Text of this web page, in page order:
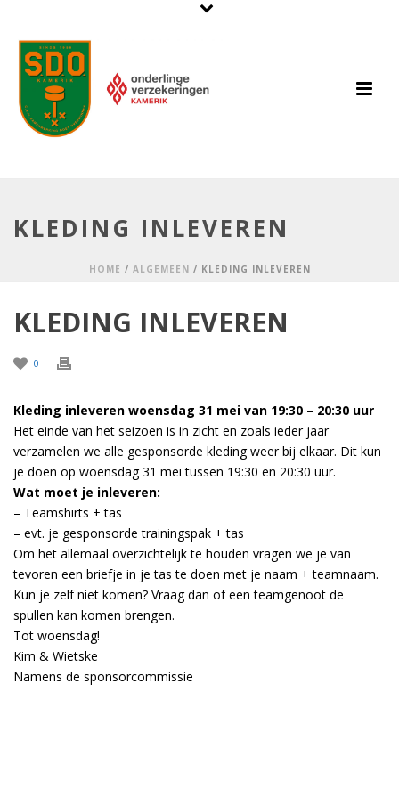
KLEDING INLEVEREN
HOME / ALGEMEEN / KLEDING INLEVEREN
KLEDING INLEVEREN
0
Kleding inleveren woensdag 31 mei van 19:30 – 20:30 uur
Het einde van het seizoen is in zicht en zoals ieder jaar
verzamelen we alle gesponsorde kleding weer bij elkaar. Dit kun
je doen op woensdag 31 mei tussen 19:30 en 20:30 uur.
Wat moet je inleveren:
– Teamshirts + tas
– evt. je gesponsorde trainingspak + tas
Om het allemaal overzichtelijk te houden vragen we je van
tevoren een briefje in je tas te doen met je naam + teamnaam.
Kun je zelf niet komen? Vraag dan of een teamgenoot de
spullen kan komen brengen.
Tot woensdag!
Kim & Wietske
Namens de sponsorcommissie